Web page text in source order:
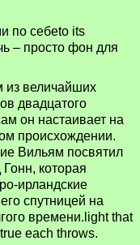
по себеto its
– просто фон для
из величайших
двадцатого
он настаивает на
происхождении.
Вильям посвятил
которая
ирландские
спутницей на
времени.light that
each throws.